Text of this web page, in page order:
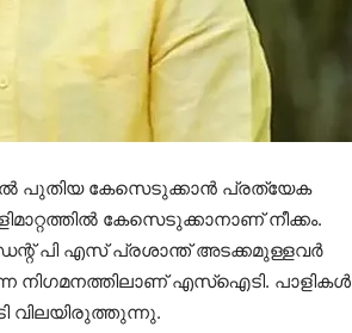
പുതിയ കേസെടുക്കാന്‍ പ്രത്യേക
കേസെടുക്കാനാണ് നീക്കം.
പി എസ് പ്രശാന്ത് അടക്കമുള്ളവര്‍
നിഗമനത്തിലാണ് എസ്‌ഐടി. പാളികള്‍